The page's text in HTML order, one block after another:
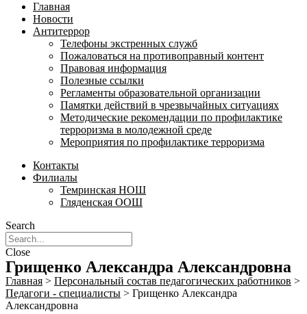
Главная
Новости
Антитеррор
Телефоны экстренных служб
Пожаловаться на противоправный контент
Правовая информация
Полезные ссылки
Регламенты образовательной организации
Памятки действий в чрезвычайных ситуациях
Методические рекомендации по профилактике
терроризма в молодежной среде
Мероприятия по профилактике терроризма
Контакты
Филиалы
Темринская НОШ
Гляденская ООШ
Search
Close
Грищенко Александра Александровна
Главная > Персональный состав педагогических работников >
Педагоги - специалисты > Грищенко Александра
Александровна